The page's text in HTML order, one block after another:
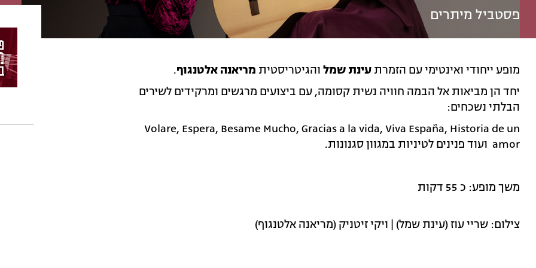
פסטביל מיתרים
מופע ייחודי ואינטימי עם הזמרת עינת שמלוהגיטריסטית מריאנה אלטנגוף.
יחד הן מביאות אל הבמה חוויה נשית קסומה, עם ביצועים מרגשים ומרקידים לשירים
הבלתי נשכחים:
Volare, Espera, Besame Mucho, Gracias a la vida, Viva España, Historia de un
amor ועוד פנינים לטיניות במגוון סגנונות.
משך מופע: כ 55 דקות
צילום: שריי עוז (עינת שמל) | ויקי זיטניק (מריאנה אלטנגוף)